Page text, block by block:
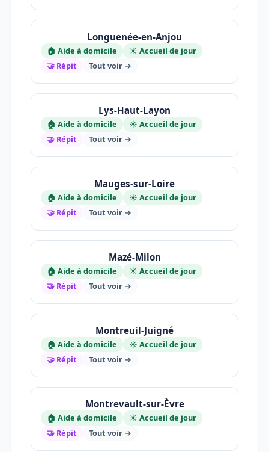
Longuenée-en-Anjou
🏠 Aide à domicile
☀️ Accueil de jour
🤝 Répit
Tout voir →
Lys-Haut-Layon
🏠 Aide à domicile
☀️ Accueil de jour
🤝 Répit
Tout voir →
Mauges-sur-Loire
🏠 Aide à domicile
☀️ Accueil de jour
🤝 Répit
Tout voir →
Mazé-Milon
🏠 Aide à domicile
☀️ Accueil de jour
🤝 Répit
Tout voir →
Montreuil-Juigné
🏠 Aide à domicile
☀️ Accueil de jour
🤝 Répit
Tout voir →
Montrevault-sur-Èvre
🏠 Aide à domicile
☀️ Accueil de jour
🤝 Répit
Tout voir →